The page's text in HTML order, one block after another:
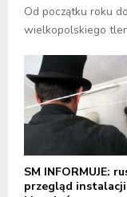
Od początku roku
wielkopolskiego
SM INFORMUJE:
przegląd